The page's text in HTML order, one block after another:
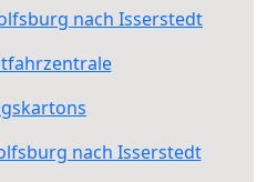
nach Isserstedt
nach Isserstedt